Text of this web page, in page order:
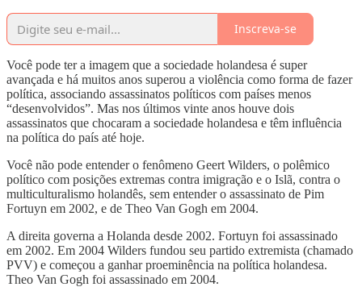
Inscreva-se
Você pode ter a imagem que a sociedade holandesa é super
avançada e há muitos anos superou a violência como forma de fazer
política, associando assassinatos políticos com países menos
“desenvolvidos”. Mas nos últimos vinte anos houve dois
assassinatos que chocaram a sociedade holandesa e têm influência
na política do país até hoje.
Você não pode entender o fenômeno Geert Wilders, o polêmico
político com posições extremas contra imigração e o Islã, contra o
multiculturalismo holandês, sem entender o assassinato de Pim
Fortuyn em 2002, e de Theo Van Gogh em 2004.
A direita governa a Holanda desde 2002. Fortuyn foi assassinado
em 2002. Em 2004 Wilders fundou seu partido extremista (chamado
PVV) e começou a ganhar proeminência na política holandesa.
Theo Van Gogh foi assassinado em 2004.